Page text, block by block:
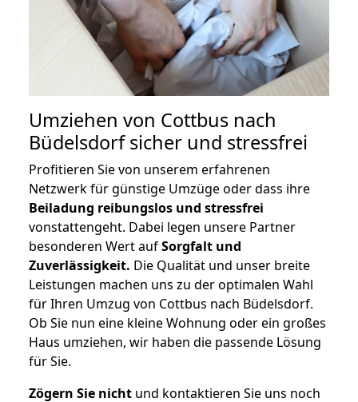
Umziehen von Cottbus nach
Büdelsdorfsicher und stressfrei
Profitieren Sie von unserem erfahrenen
Netzwerk für günstige Umzüge oder dass ihre
Beiladung reibungslos und stressfrei
vonstattengeht. Dabei legen unsere Partner
besonderen Wert aufSorgfalt und
Zuverlässigkeit. Die Qualität und unser breite
Leistungen machen uns zu der optimalen Wahl
für Ihren Umzug von Cottbus nach Büdelsdorf.
Ob Sie nun eine kleine Wohnung oder ein großes
Haus umziehen, wir haben die passende Lösung
für Sie.
Zögern Sie nicht und kontaktieren Sie uns noch